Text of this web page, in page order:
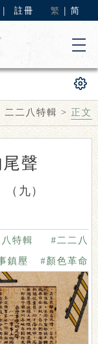
註冊 繁 简
二二八特輯>正文
聲
九）
八特輯 #二二八
#顏色革命
鎮壓